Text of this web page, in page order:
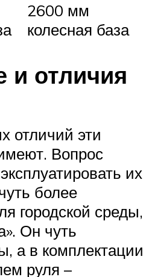
2600 мм
колесная база
и отличия
отличий эти
Вопрос
их
более
городской среды,
Он чуть
а в комплектации
руля –